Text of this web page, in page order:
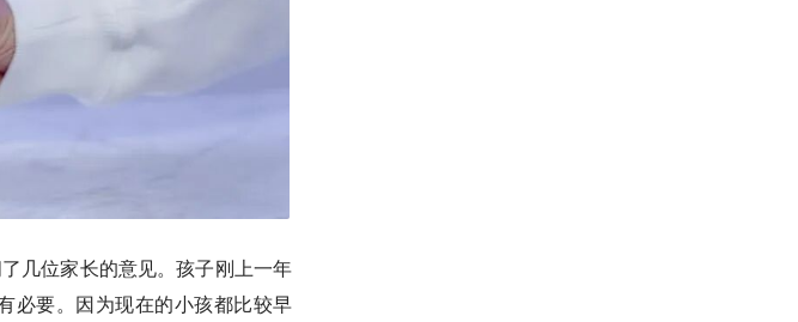
几位家长的意见。孩子刚上一年
必要。因为现在的小孩都比较早